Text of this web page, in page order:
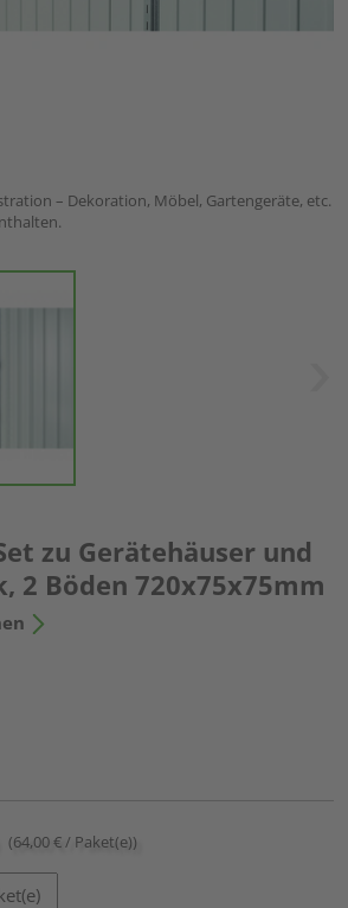
– Dekoration, Möbel, Gartengeräte, etc.
zu Gerätehäuser und
2 Böden 720x75x75mm
(64,00 € / Paket(e))